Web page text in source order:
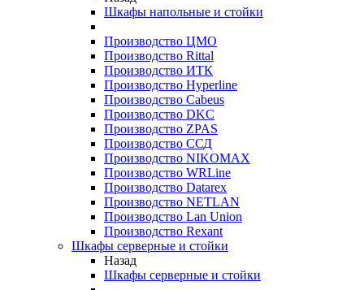
Шкафы напольные и стойки
Производство ЦМО
Производство Rittal
Производство ИТК
Производство Hyperline
Производство Cabeus
Производство DKC
Производство ZPAS
Производство ССД
Производство NIKOMAX
Производство WRLine
Производство Datarex
Производство NETLAN
Производство Lan Union
Производство Rexant
Шкафы серверные и стойки
Назад
Шкафы серверные и стойки